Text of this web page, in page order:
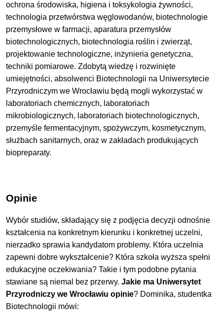
ochrona środowiska, higiena i toksykologia żywności,
technologia przetwórstwa węglowodanów, biotechnologie
przemysłowe w farmacji, aparatura przemysłów
biotechnologicznych, biotechnologia roślin i zwierząt,
projektowanie technologiczne, inżynieria genetyczna,
techniki pomiarowe. Zdobytą wiedzę i rozwinięte
umiejętności, absolwenci Biotechnologii na Uniwersytecie
Przyrodniczym we Wrocławiu będą mogli wykorzystać w
laboratoriach chemicznych, laboratoriach
mikrobiologicznych, laboratoriach biotechnologicznych,
przemyśle fermentacyjnym, spożywczym, kosmetycznym,
służbach sanitarnych, oraz w zakładach produkujących
biopreparaty.
Opinie
Wybór studiów, składający się z podjęcia decyzji odnośnie
kształcenia na konkretnym kierunku i konkretnej uczelni,
nierzadko sprawia kandydatom problemy. Która uczelnia
zapewni dobre wykształcenie? Która szkoła wyższa spełni
edukacyjne oczekiwania? Takie i tym podobne pytania
stawiane są niemal bez przerwy.Jakie ma Uniwersytet
Przyrodniczy we Wrocławiu opinie? Dominika, studentka
Biotechnologii mówi: